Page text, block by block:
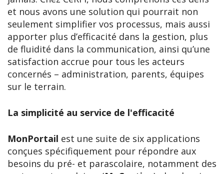
et nous avons une solution qui pourrait non
seulement simplifier vos processus, mais aussi
apporter plus d’efficacité dans la gestion, plus
de fluidité dans la communication, ainsi qu’une
satisfaction accrue pour tous les acteurs
concernés – administration, parents, équipes
sur le terrain.
La simplicité au service de l'efficacité
MonPortail est une suite de six applications
conçues spécifiquement pour répondre aux
besoins du pré- et parascolaire, notamment des